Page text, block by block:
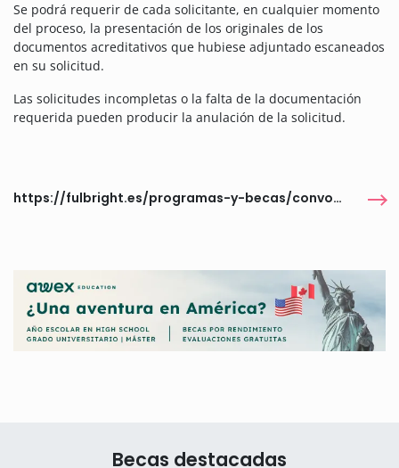
Se podrá requerir de cada solicitante, en cualquier momento
del proceso, la presentación de los originales de los
documentos acreditativos que hubiese adjuntado escaneados
en su solicitud.
Las solicitudes incompletas o la falta de la documentación
requerida pueden producir la anulación de la solicitud.
https://fulbright.es/programas-y-becas/convocatorias/programa-con-la-spanish-association-for-american-studies-saas/2026/1959/
Becas destacadas